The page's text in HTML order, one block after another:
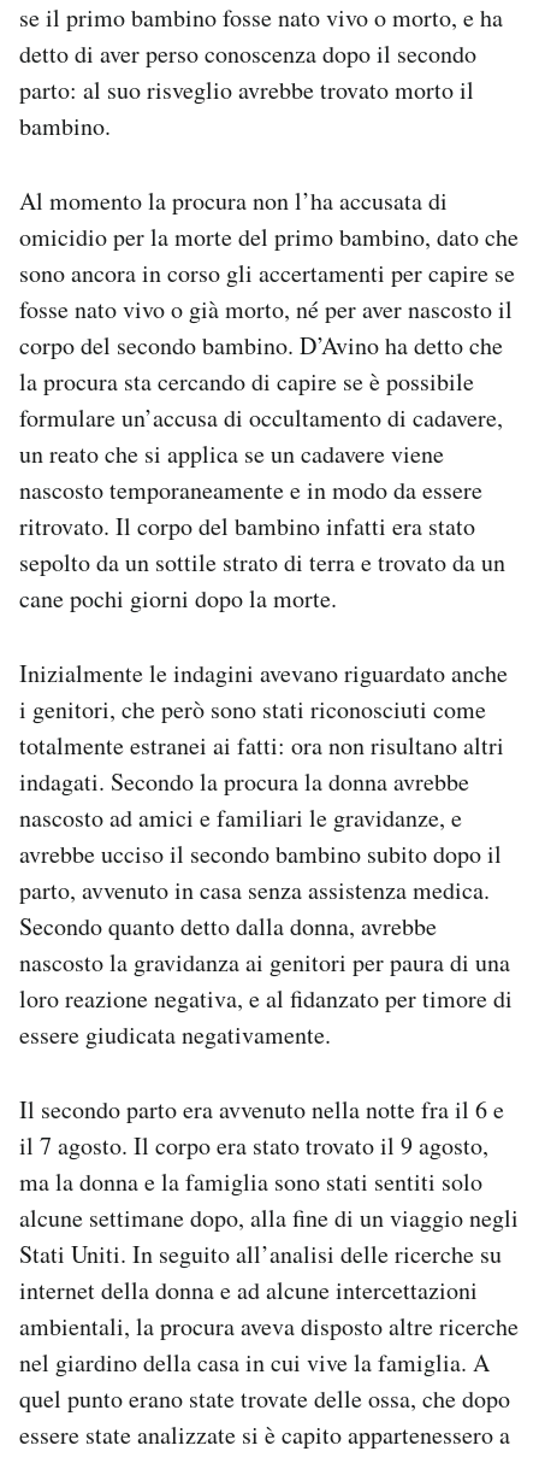
se il primo bambino fosse nato vivo o morto, e ha
detto di aver perso conoscenza dopo il secondo
parto: al suo risveglio avrebbe trovato morto il
bambino.
Al momento la procura non l’ha accusata di
omicidio per la morte del primo bambino, dato che
sono ancora in corso gli accertamenti per capire se
fosse nato vivo o già morto, né per aver nascosto il
corpo del secondo bambino. D’Avino ha detto che
la procura sta cercando di capire se è possibile
formulare un’accusa di occultamento di cadavere,
un reato che si applica se un cadavere viene
nascosto temporaneamente e in modo da essere
ritrovato. Il corpo del bambino infatti era stato
sepolto da un sottile strato di terra e trovato da un
cane pochi giorni dopo la morte.
Inizialmente le indagini avevano riguardato anche
i genitori, che però sono stati riconosciuti come
totalmente estranei ai fatti: ora non risultano altri
indagati. Secondo la procura la donna avrebbe
nascosto ad amici e familiari le gravidanze, e
avrebbe ucciso il secondo bambino subito dopo il
parto, avvenuto in casa senza assistenza medica.
Secondo quanto detto dalla donna, avrebbe
nascosto la gravidanza ai genitori per paura di una
loro reazione negativa, e al fidanzato per timore di
essere giudicata negativamente.
Il secondo parto era avvenuto nella notte fra il 6 e
il 7 agosto. Il corpo era stato trovato il 9 agosto,
ma la donna e la famiglia sono stati sentiti solo
alcune settimane dopo, alla fine di un viaggio negli
Stati Uniti. In seguito all’analisi delle ricerche su
internet della donna e ad alcune intercettazioni
ambientali, la procura aveva disposto altre ricerche
nel giardino della casa in cui vive la famiglia. A
quel punto erano state trovate delle ossa, che dopo
essere state analizzate si è capito appartenessero a